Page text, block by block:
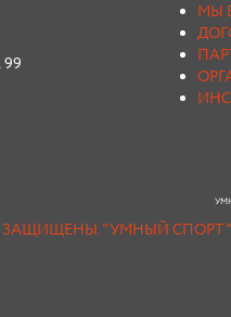
МЫ
ЗАЩИЩЕНЫ."УМНЫЙ СПОРТ